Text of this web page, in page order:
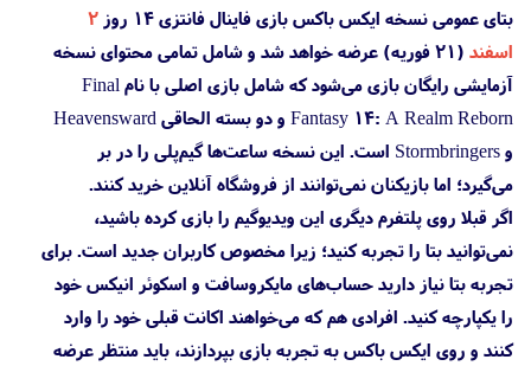
بتای عمومی نسخه ایکس باکس بازی فاینال فانتزی ۱۴ روز
۲
اسفند
(۲۱ فوریه) عرضه خواهد شد و شامل تمامی محتوای نسخه
آزمایشی رایگان بازی می‌شود که شامل بازی اصلی با نام Final
Fantasy 14: A Realm Reborn و دو بسته الحاقی Heavensward
و Stormbringers است. این نسخه ساعت‌ها گیم‌پلی را در بر
می‌گیرد؛ اما بازیکنان نمی‌توانند از فروشگاه آنلاین خرید کنند.
اگر قبلا روی پلتفرم دیگری این ویدیوگیم را بازی کرده باشید،
نمی‌توانید بتا را تجربه کنید؛ زیرا مخصوص کاربران جدید است. برای
تجربه بتا نیاز دارید حساب‌های مایکروسافت و اسکوئر انیکس خود
را یکپارچه کنید. افرادی هم که می‌خواهند اکانت قبلی خود را وارد
کنند و روی ایکس باکس به تجربه بازی بپردازند، باید منتظر عرضه